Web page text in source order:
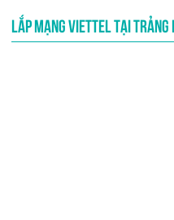
LẮP MẠNG VIETTEL TẠI TRẢNG